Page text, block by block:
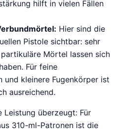
hilft in vielen Fällen
Hier sind die
Pistole sichtbar: sehr
Mörtel lassen sich
Für feine
und kleinere Fugenkörper ist
ausreichend.
Leistung überzeugt: Für
310-ml-Patronen ist die